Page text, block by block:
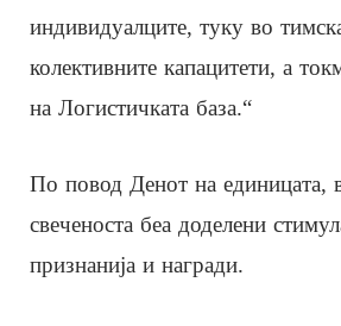
индивидуалците, туку во
колективните капацитети, а
на Логистичката база.“
По повод Денот на единицата,
свеченоста беа доделени
признанија и награди.